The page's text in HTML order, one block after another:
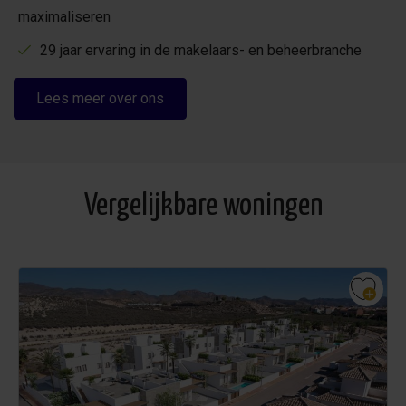
maximaliseren
29 jaar ervaring in de makelaars- en beheerbranche
Lees meer over ons
Vergelijkbare woningen